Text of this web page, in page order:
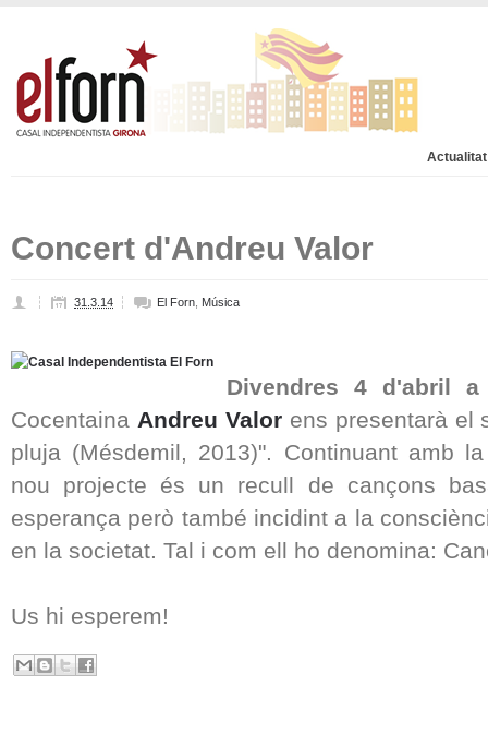
Actualitat
Concert d'Andreu Valor
31.3.14 El Forn Música
Divendres 4 d'abril
Cocentaina Andreu Valorens presentarà el
pluja (Mésdemil, 2013)". Continuant amb
nou projecte és un recull de cançons
esperança però també incidint a la
en la societat. Tal i com ell ho denomina:
Us hi esperem!